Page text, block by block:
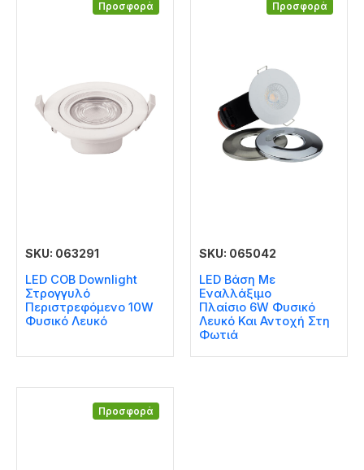
Προσφορά
SKU: 063291
LED COB Downlight
Στρογγυλό
Περιστρεφόμενο 10W
Φυσικό Λευκό
Προσφορά
SKU: 065042
LED Βάση Με
Εναλλάξιμο
Πλαίσιο 6W Φυσικό
Λευκό Και Αντοχή Στη
Φωτιά
Προσφορά